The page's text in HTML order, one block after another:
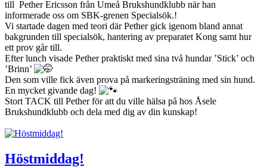
till Pether Ericsson från Umeå Brukshundklubb när han
informerade oss om SBK-grenen Specialsök.!
Vi startade dagen med teori där Pether gick igenom bland annat
bakgrunden till specialsök, hantering av preparatet Kong samt hur
ett prov går till.
Efter lunch visade Pether praktiskt med sina två hundar ’Stick’ och
’Brinn’
Den som ville fick även prova på markeringsträning med sin hund.
En mycket givande dag!
Stort TACK till Pether för att du ville hälsa på hos Åsele
Brukshundklubb och dela med dig av din kunskap!
Höstmiddag!